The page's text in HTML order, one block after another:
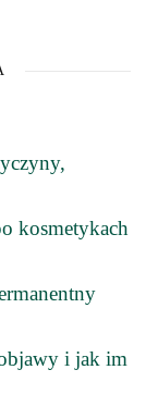
kosmetykach
i jak im